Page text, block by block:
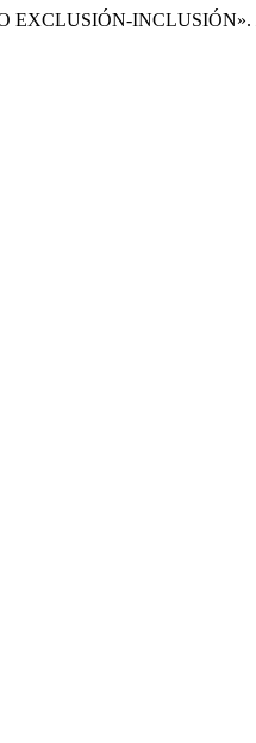
EXCLUSIÓN-INCLUSIÓN».